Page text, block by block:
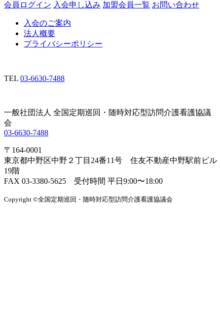
会員ログイン 入会申し込み 加盟会員一覧 お問い合わせ
入会のご案内
法人概要
プライバシーポリシー
TEL 03-6630-7488
一般社団法人 全国定期巡回・随時対応型訪問介護看護協議
会
03-6630-7488
〒164-0001
東京都中野区中野２丁目24番11号 住友不動産中野駅前ビル
19階
FAX 03-3380-5625 受付時間 平日9:00〜18:00
Copyright ©全国定期巡回・随時対応型訪問介護看護協議会